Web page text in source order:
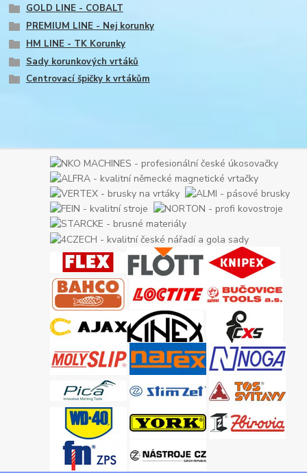
GOLD LINE - COBALT
PREMIUM LINE - Nej korunky
HM LINE - TK Korunky
Sady korunkových vrtáků
Centrovací špičky k vrtákům